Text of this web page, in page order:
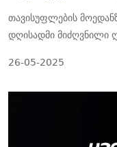
თავისუფლების
დღისადმი მიძღვნილი
26-05-2025